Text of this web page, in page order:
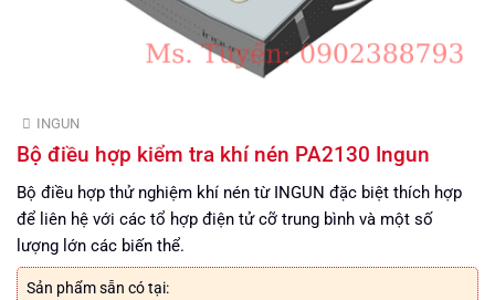
INGUN
Bộ điều hợp kiểm tra khí nén PA2130 Ingun
Bộ điều hợp thử nghiệm khí nén từ INGUN đặc biệt thích hợp
để liên hệ với các tổ hợp điện tử cỡ trung bình và một số
lượng lớn các biến thể.
Sản phẩm sẵn có tại: